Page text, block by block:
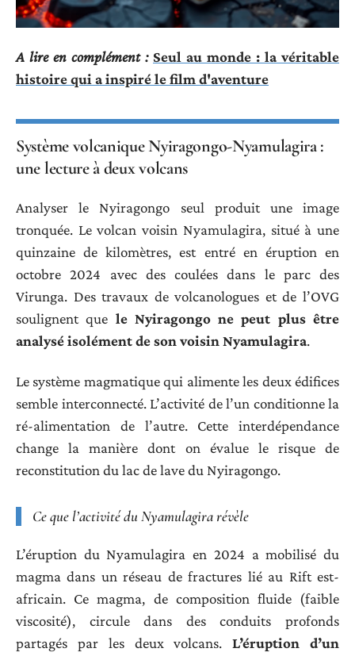
A lire en complément : Seul au monde : la véritable
histoire qui a inspiré le film d'aventure
Système volcanique Nyiragongo-Nyamulagira :
une lecture à deux volcans
Analyser le Nyiragongo seul produit une image
tronquée. Le volcan voisin Nyamulagira, situé à une
quinzaine de kilomètres, est entré en éruption en
octobre 2024 avec des coulées dans le parc des
Virunga. Des travaux de volcanologues et de l’OVG
soulignent que le Nyiragongo ne peut plus être
analysé isolément de son voisin Nyamulagira.
Le système magmatique qui alimente les deux édifices
semble interconnecté. L’activité de l’un conditionne la
ré-alimentation de l’autre. Cette interdépendance
change la manière dont on évalue le risque de
reconstitution du lac de lave du Nyiragongo.
Ce que l’activité du Nyamulagira révèle
L’éruption du Nyamulagira en 2024 a mobilisé du
magma dans un réseau de fractures lié au Rift est-
africain. Ce magma, de composition fluide (faible
viscosité), circule dans des conduits profonds
partagés par les deux volcans.L’éruption d’un